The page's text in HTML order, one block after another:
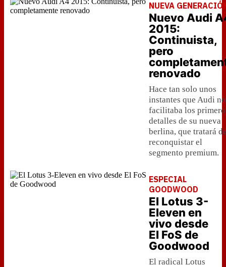
NUEVA
Nuevo Audi
2015:
Continuista,
pero
renovado
Hace tan solo unos
instantes que Audi
facilitaba los
detalles de su nueva
berlina, que tratará
reconquistar el
segmento premium.
ESPECIAL
GOODWOOD
El Lotus 3-
Eleven en
vivo desde
El FoS de
Goodwood
El radical Lotus